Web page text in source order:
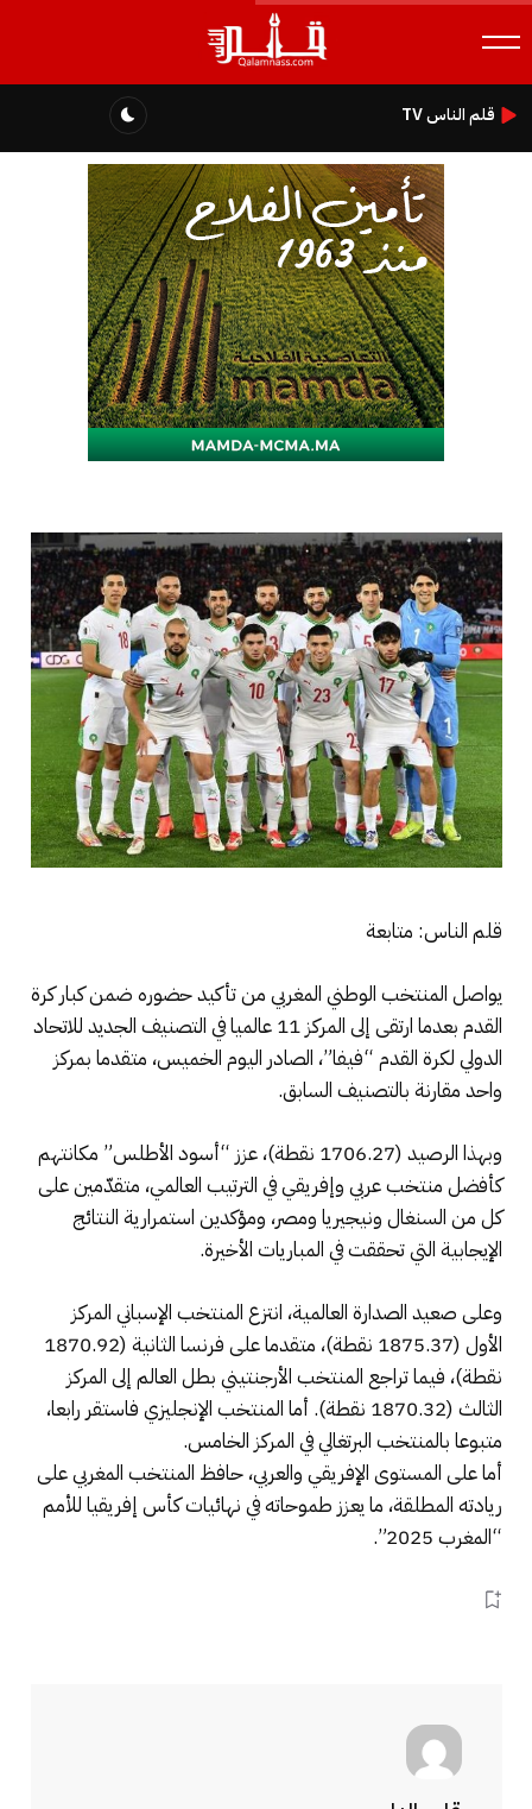
قلم الناس TV
قلم الناس: متابعة
يواصل المنتخب الوطني المغربي من تأكيد حضوره ضمن كبار كرة
القدم بعدما ارتقى إلى المركز 11 عالميا في التصنيف الجديد للاتحاد
الدولي لكرة القدم “فيفا”، الصادر اليوم الخميس، متقدما بمركز
واحد مقارنة بالتصنيف السابق.
وبهذا الرصيد (1706.27 نقطة)، عزز “أسود الأطلس” مكانتهم
كأفضل منتخب عربي وإفريقي في الترتيب العالمي، متقدّمين على
كل من السنغال ونيجيريا ومصر، ومؤكدين استمرارية النتائج
الإيجابية التي تحققت في المباريات الأخيرة.
وعلى صعيد الصدارة العالمية، انتزع المنتخب الإسباني المركز
الأول (1875.37 نقطة)، متقدما على فرنسا الثانية (1870.92
نقطة)، فيما تراجع المنتخب الأرجنتيني بطل العالم إلى المركز
الثالث (1870.32 نقطة). أما المنتخب الإنجليزي فاستقر رابعا،
متبوعا بالمنتخب البرتغالي في المركز الخامس.
أما على المستوى الإفريقي والعربي، حافظ المنتخب المغربي على
ريادته المطلقة، ما يعزز طموحاته في نهائيات كأس إفريقيا للأمم
“المغرب 2025”.